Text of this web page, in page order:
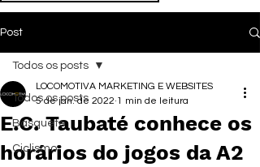
Post
Todos os posts
Basquete
Ciclismo
Todos os posts
E.C. Taubaté conhece os
horários do jogos da A2
LOCOMOTIVA MARKETING E WEBSITES
5 de jan. de 2022 1 min de leitura